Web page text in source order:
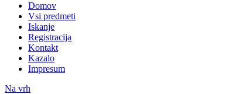
Domov
Vsi predmeti
Iskanje
Registracija
Kontakt
Kazalo
Impresum
Na vrh